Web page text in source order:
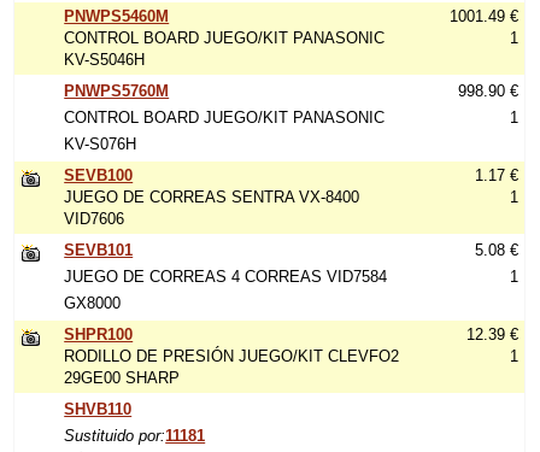
PNWPS5460M
CONTROL BOARD JUEGO/KIT PANASONIC
KV-S5046H
1001.49 €
1
PNWPS5760M
CONTROL BOARD JUEGO/KIT PANASONIC
KV-S076H
998.90 €
1
SEVB100
JUEGO DE CORREAS SENTRA VX-8400
VID7606
1.17 €
1
SEVB101
JUEGO DE CORREAS 4 CORREAS VID7584
GX8000
5.08 €
1
SHPR100
RODILLO DE PRESIÓN JUEGO/KIT CLEVFO2
29GE00 SHARP
12.39 €
1
SHVB110
Sustituido por:11181